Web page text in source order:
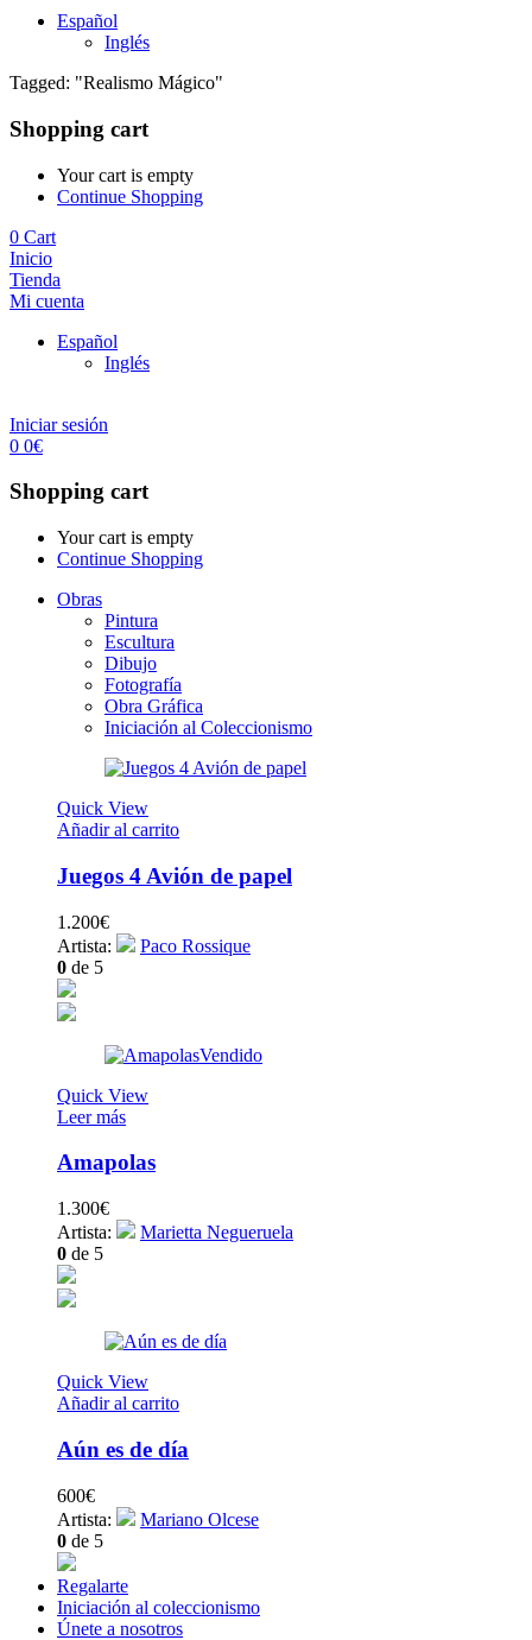
Español
Inglés
Tagged: "Realismo Mágico"
Shopping cart
Your cart is empty
Continue Shopping
0 Cart
Inicio
Tienda
Mi cuenta
Español
Inglés
Iniciar sesión
0 0€
Shopping cart
Your cart is empty
Continue Shopping
Obras
Pintura
Escultura
Dibujo
Fotografía
Obra Gráfica
Iniciación al Coleccionismo
Quick View
Añadir al carrito
Juegos 4 Avión de papel
1.200€
Artista:
Paco Rossique
0 de 5
Vendido
Quick View
Leer más
Amapolas
1.300€
Artista:
Marietta Negueruela
0 de 5
Quick View
Añadir al carrito
Aún es de día
600€
Artista:
Mariano Olcese
0 de 5
Regalarte
Iniciación al coleccionismo
Únete a nosotros